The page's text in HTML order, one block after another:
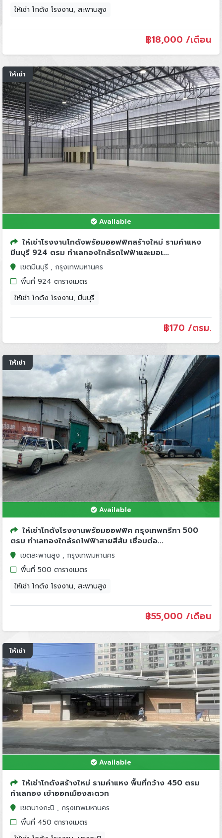
ให้เช่า โกดัง โรงงาน, สะพานสูง
฿18,000 /เดือน
ให้เช่า
Available
ให้เช่าโรงงานโกดังพร้อมออฟฟิศสร้างใหม่ รามคำแหง
มีนบุรี 924 ตรม ทำเลทองใกล้รถไฟฟ้าและมอเ...
เขตมีนบุรี , กรุงเทพมหานคร
พื้นที่ 924 ตารางเมตร
ให้เช่า โกดัง โรงงาน, มีนบุรี
฿170 /ตรม.
ให้เช่า
Available
ให้เช่าโกดังโรงงานพร้อมออฟฟิศ กรุงเทพกรีฑา 500
ตรม ทำเลทองใกล้รถไฟฟ้าสายสีส้ม เชื่อมต่อ...
เขตสะพานสูง , กรุงเทพมหานคร
พื้นที่ 500 ตารางเมตร
ให้เช่า โกดัง โรงงาน, สะพานสูง
฿55,000 /เดือน
ให้เช่า
Available
ให้เช่าโกดังสร้างใหม่ รามคำแหง พื้นที่กว้าง 450 ตรม
ทำเลทอง เข้าออกเมืองสะดวก
เขตบางกะปิ , กรุงเทพมหานคร
พื้นที่ 450 ตารางเมตร